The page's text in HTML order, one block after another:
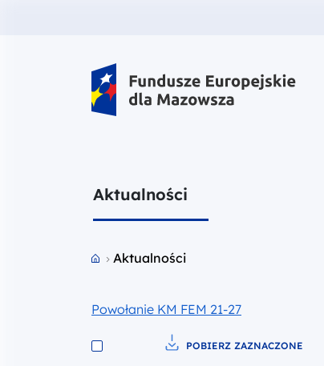
Fundusze Europejskie dla
Aktualności
Przejdź do strony głównej portalu
Aktualności
Powołanie KM FEM 21-27
POBIERZ ZAZNACZONE